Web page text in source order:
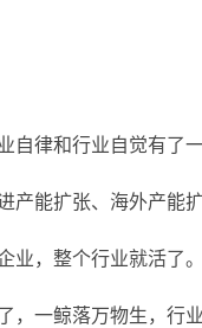
自律和行业自觉有了
产能扩张、海外产能
业，整个行业就活了。
，一鲸落万物生，行业